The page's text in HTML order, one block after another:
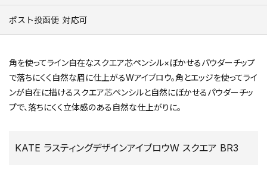
ポスト投函便 対応可
角を使ってライン自在なスクエア芯ペンシル×ぼかせるパウダーチップ
で落ちにくく自然な眉に仕上がるWアイブロウ。角とエッジを使ってライ
ンが自在に描けるスクエア芯ペンシルと自然にぼかせるパウダーチッ
プで、落ちにくく立体感のある自然な仕上がりに。
KATE ラスティングデザインアイブロウW スクエア BR3